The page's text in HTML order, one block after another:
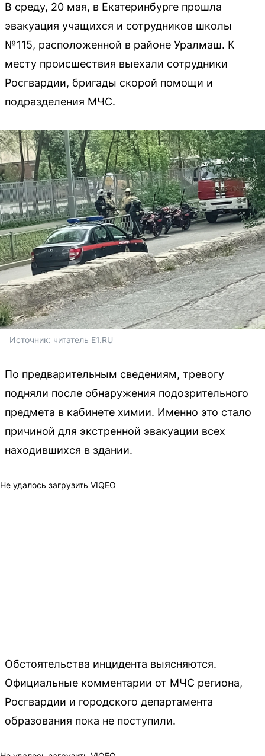
В среду, 20 мая, в Екатеринбурге прошла
эвакуация учащихся и сотрудников школы
№115, расположенной в районе Уралмаш. К
месту происшествия выехали сотрудники
Росгвардии, бригады скорой помощи и
подразделения МЧС.
Источник: читатель E1.RU
По предварительным сведениям, тревогу
подняли после обнаружения подозрительного
предмета в кабинете химии. Именно это стало
причиной для экстренной эвакуации всех
находившихся в здании.
Не удалось загрузить VIQEO
Обстоятельства инцидента выясняются.
Официальные комментарии от МЧС региона,
Росгвардии и городского департамента
образования пока не поступили.